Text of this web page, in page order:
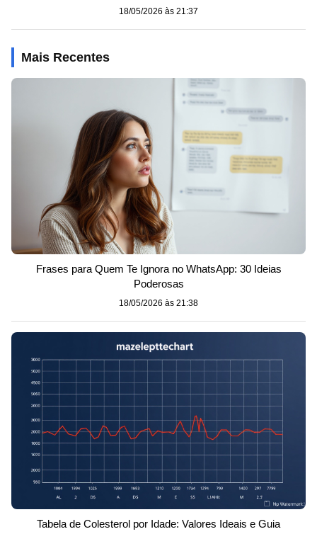
18/05/2026 às 21:37
Mais Recentes
Frases para Quem Te Ignora no WhatsApp: 30 Ideias
Poderosas
18/05/2026 às 21:38
Tabela de Colesterol por Idade: Valores Ideais e Guia